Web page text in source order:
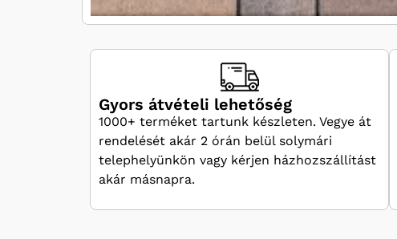
Gyors átvételi lehetőség
1000+ terméket tartunk készleten. Vegye át
rendelését akár 2 órán belül solymári
telephelyünkön vagy kérjen házhozszállítást
akár másnapra.